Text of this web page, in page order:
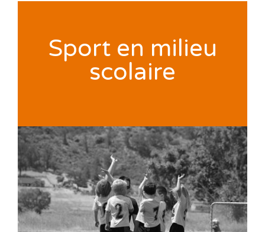
Sport en milieu
scolaire